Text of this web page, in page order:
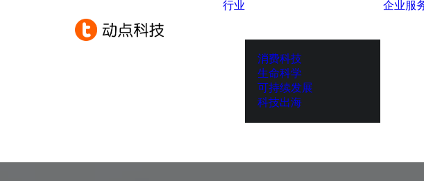
行业
消费科技
生命科学
可持续发展
科技出海
企业服